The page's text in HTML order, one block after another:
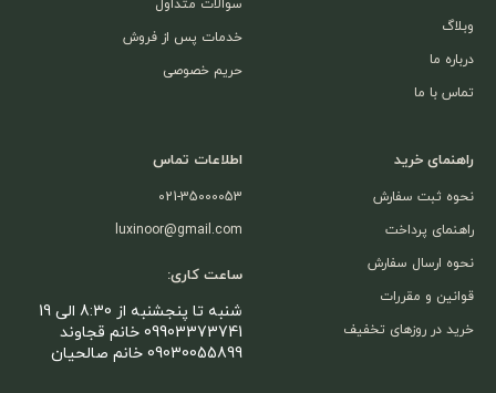
وبلاگ
درباره ما
تماس با ما
سوالات متداول
خدمات پس از فروش
حریم خصوصی
راهنمای خرید
نحوه ثبت سفارش
راهنمای پرداخت
نحوه ارسال سفارش
قوانین و مقررات
خرید در روزهای تخفیف
اطلاعات تماس
021-35000053
luxinoor@gmail.com
ساعت کاری:
شنبه تا پنجشنبه از 8:30 الی 19
09903373741 خانم قجاوند
09030055899 خانم صالحیان